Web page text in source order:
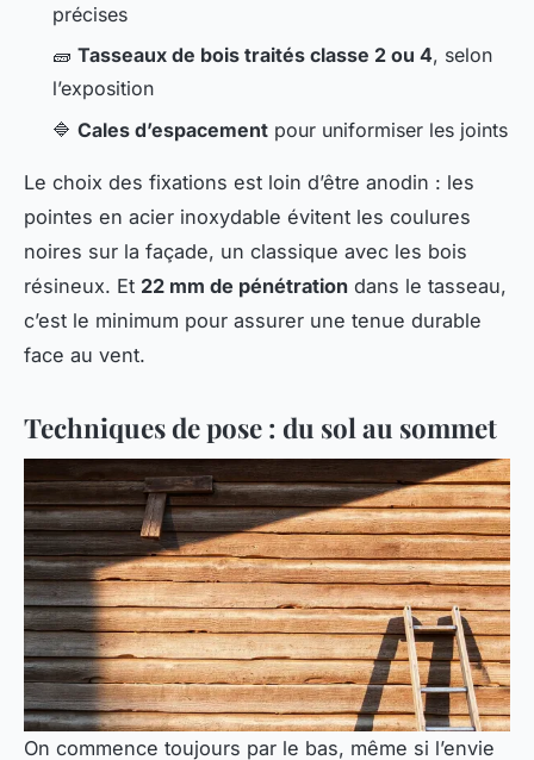
précises
🧱 Tasseaux de bois traités classe 2 ou 4, selon
l’exposition
🔷 Cales d’espacement pour uniformiser les joints
Le choix des fixations est loin d’être anodin : les
pointes en acier inoxydable évitent les coulures
noires sur la façade, un classique avec les bois
résineux. Et 22 mm de pénétration dans le tasseau,
c’est le minimum pour assurer une tenue durable
face au vent.
Techniques de pose : du sol au sommet
On commence toujours par le bas, même si l’envie